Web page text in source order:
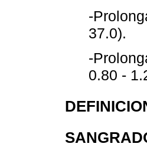
-
37.0).
-
0.80 -